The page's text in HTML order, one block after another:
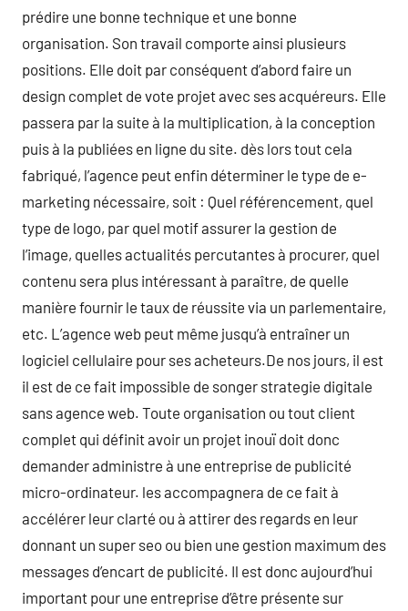
prédire une bonne technique et une bonne
organisation. Son travail comporte ainsi plusieurs
positions. Elle doit par conséquent d’abord faire un
design complet de vote projet avec ses acquéreurs. Elle
passera par la suite à la multiplication, à la conception
puis à la publiées en ligne du site. dès lors tout cela
fabriqué, l’agence peut enfin déterminer le type de e-
marketing nécessaire, soit : Quel référencement, quel
type de logo, par quel motif assurer la gestion de
l’image, quelles actualités percutantes à procurer, quel
contenu sera plus intéressant à paraître, de quelle
manière fournir le taux de réussite via un parlementaire,
etc. L’agence web peut même jusqu’à entraîner un
logiciel cellulaire pour ses acheteurs.De nos jours, il est
il est de ce fait impossible de songer strategie digitale
sans agence web. Toute organisation ou tout client
complet qui définit avoir un projet inouï doit donc
demander administre à une entreprise de publicité
micro-ordinateur. les accompagnera de ce fait à
accélérer leur clarté ou à attirer des regards en leur
donnant un super seo ou bien une gestion maximum des
messages d’encart de publicité. Il est donc aujourd’hui
important pour une entreprise d’être présente sur